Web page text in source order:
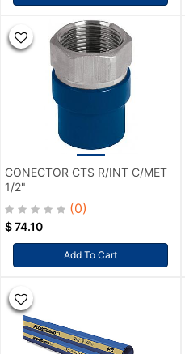
CONECTOR CTS R/INT C/MET
1/2"
(0)
$74.10
Add To Cart